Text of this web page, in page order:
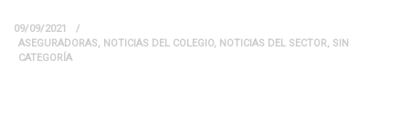
09/09/2021
ASEGURADORAS, NOTICIAS DEL COLEGIO, NOTICIAS DEL SECTOR, SIN
CATEGORÍA